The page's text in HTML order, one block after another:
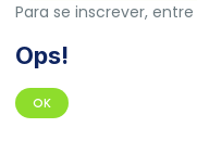
Para se inscrever,
Ops!
OK